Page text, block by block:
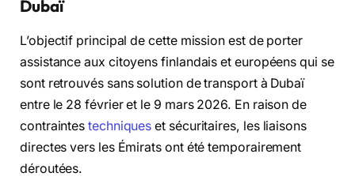
Dubaï
L’objectif principal de cette mission est de porter
assistance aux citoyens finlandais et européens qui se
sont retrouvés sans solution de transport à Dubaï
entre le 28 février et le 9 mars 2026. En raison de
contraintestechniques et sécuritaires, les liaisons
directes vers les Émirats ont été temporairement
déroutées.